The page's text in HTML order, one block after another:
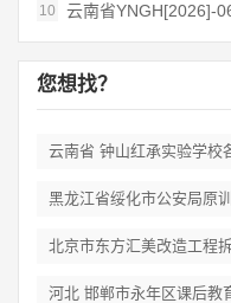
10 云南省YNGH[2026]-
您想找？
云南省 钟山红承实验学校
黑龙江省绥化市公安局原
北京市东方汇美改造工程
河北 邯郸市永年区课后教